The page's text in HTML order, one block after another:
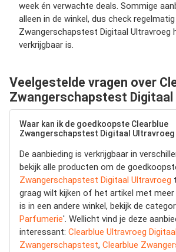
week én verwachte deals. Sommige
alleen in de winkel, dus check
Zwangerschapstest Digitaal Ultravroeg
verkrijgbaar is.
Veelgestelde vragen over
Zwangerschapstest
Waar kan ik de goedkoopste Clearblue
Zwangerschapstest Digitaal Ultravroeg
De aanbieding is verkrijgbaar in
bekijk alle producten om de
Zwangerschapstest Digitaal Ultravroeg
graag wilt kijken of het artikel met
is in een andere winkel, bekijk de
Parfumerie'. Wellicht vind je deze
interessant: Clearblue Ultravroeg Digitaal
Zwangerschapstest, Clearblue